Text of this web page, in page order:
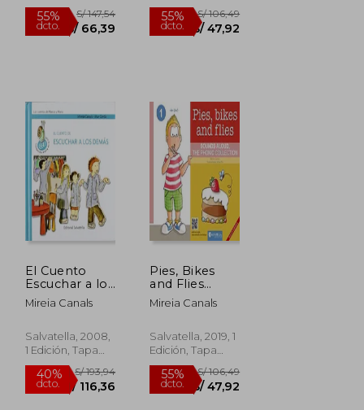
Blanda, Nuevo Blanda, Nuevo
El Cuento
Escuchar a los
Demás:
Marcos y
Mireia Canals
Salvatella, 2008,
1 Edición, Tapa
Dura, Nuevo
Pies, Bikes
and Flies
(Sounds
Aloud, the
Collection 1)
(en Inglés)
Mireia Canals
Salvatella, 2019, 1
Edición, Tapa
Blanda, Nuevo